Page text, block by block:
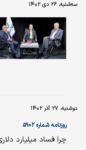
سه‌شنبه، ۲۶ دی ۱۴۰۲
دوشنبه، ۲۷ آذر ۱۴۰۲
روزنامه شماره ۵۹۰۲
چرا فساد میلیارد